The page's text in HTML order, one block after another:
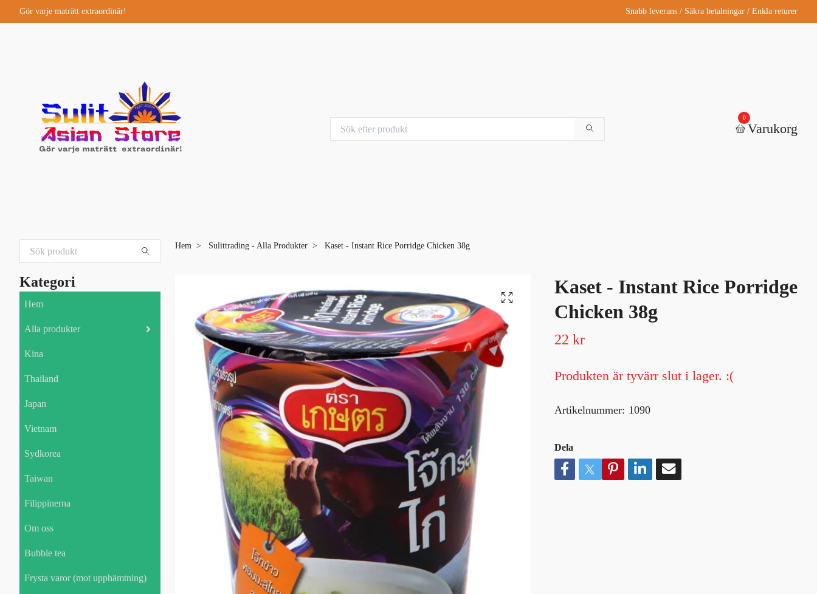
Gör varje maträtt extraordinär! Snabb leverans / Säkra betalningar / Enkla returer
0
Varukorg
Kategori
Hem
Alla produkter
Kina
Thailand
Japan
Vietnam
Sydkorea
Taiwan
Filippinerna
Om oss
Bubble tea
Frysta varor (mot upphämtning)
Hem Sulittrading - Alla Produkter Kaset - Instant Rice Porridge Chicken 38g
Kaset - Instant Rice Porridge
Chicken 38g
22 kr
Produkten är tyvärr slut i lager. :(
Artikelnummer: 1090
Dela